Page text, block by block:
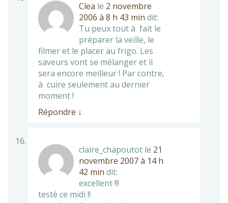
Clea le 2 novembre
2006 à 8 h 43 min dit:
Tu peux tout à fait le
préparer la veille, le
filmer et le placer au frigo. Les
saveurs vont se mélanger et il
sera encore meilleur ! Par contre,
à cuire seulement au dernier
moment !
Répondre ↓
claire_chapoutot le 21
novembre 2007 à 14 h
42 min dit:
excellent !!!
testé ce midi !!